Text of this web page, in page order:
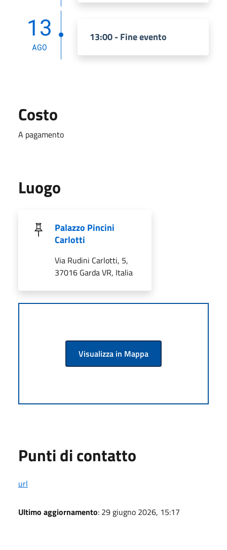
13
AGO
13:00 - Fine evento
Costo
A pagamento
Luogo
Palazzo Pincini
Carlotti
Via Rudini Carlotti, 5,
37016 Garda VR, Italia
Visualizza in Mappa
Punti di contatto
url
Ultimo aggiornamento: 29 giugno 2026, 15:17